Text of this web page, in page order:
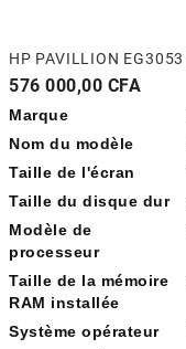
Prix
576 000,00 CFA
Marque
Nom du modèle
Taille de l'écran
Taille du disque dur
Modèle de
processeur
Taille de la mémoire
RAM installée
Système opérateur